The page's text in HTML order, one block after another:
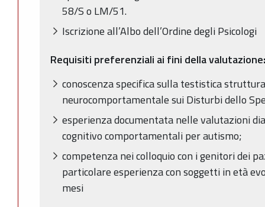
58/S o LM/51.
Iscrizione all’Albo dell’Ordine degli Psicologi
Requisiti preferenziali ai fini della valutazione:
conoscenza specifica sulla testistica
neurocomportamentale sui Disturbi dello
esperienza documentata nelle valutazioni
cognitivo comportamentali per autismo;
competenza nei colloquio con i genitori dei
particolare esperienza con soggetti in età
mesi